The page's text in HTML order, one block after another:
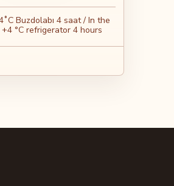
Buzdolabı 4 saat / In the
+4 °C refrigerator 4 hours